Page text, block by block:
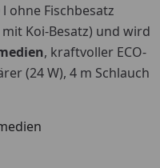
ohne Fischbesatz
Koi-Besatz) und wird
, kraftvoller ECO-
(24 W), 4 m Schlauch